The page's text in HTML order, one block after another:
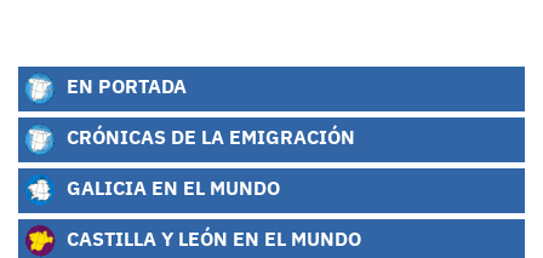
EN PORTADA
CRÓNICAS DE LA EMIGRACIÓN
GALICIA EN EL MUNDO
CASTILLA Y LEÓN EN EL MUNDO